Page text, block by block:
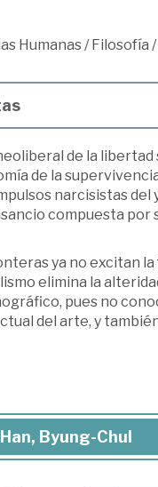
Humanas/ Filosofía /
de la
de la
narcisistas del
compuesta por
ya no excitan
elimina la
pues no
del arte, y
Byung-Chul